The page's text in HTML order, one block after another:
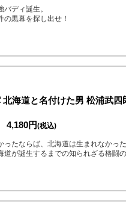
ディ誕生。
の黒幕を探し出せ！
北海道と名付けた男 松浦武四
4,180円(税込)
ったならば、北海道は生まれなか
道が誕生するまでの知られざる格闘